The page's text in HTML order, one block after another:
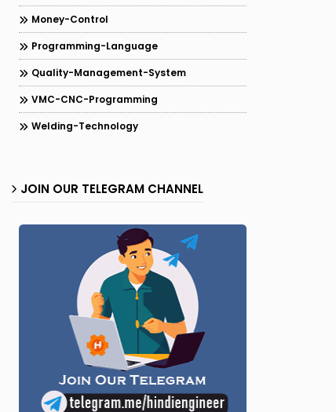
Money-Control
Programming-Language
Quality-Management-System
VMC-CNC-Programming
Welding-Technology
JOIN OUR TELEGRAM CHANNEL